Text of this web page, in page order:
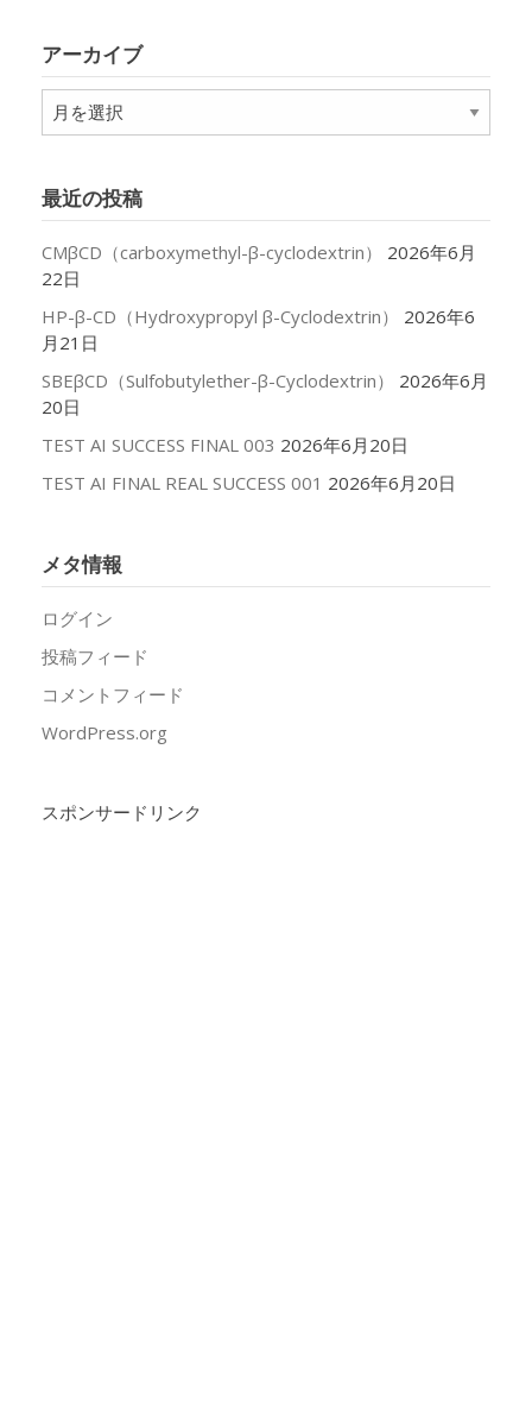
ー
アーカイブ
ア
ー
ブ
最近の投稿
CMβCD（carboxymethyl-β-cyclodextrin）
2026年6月
22日
HP-β-CD（Hydroxypropyl β-Cyclodextrin）
2026年6
月21日
SBEβCD（Sulfobutylether-β-Cyclodextrin）
2026年6月
20日
TEST AI SUCCESS FINAL 003 2026年6月20日
TEST AI FINAL REAL SUCCESS 001 2026年6月20日
メタ情報
ログイン
投稿フィード
コメントフィード
WordPress.org
スポンサードリンク